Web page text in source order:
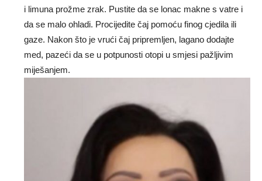
i limuna prožme zrak. Pustite da se lonac makne s vatre i
da se malo ohladi. Procijedite čaj pomoću finog cjedila ili
gaze. Nakon što je vrući čaj pripremljen, lagano dodajte
med, pazeći da se u potpunosti otopi u smjesi pažljivim
miješanjem.